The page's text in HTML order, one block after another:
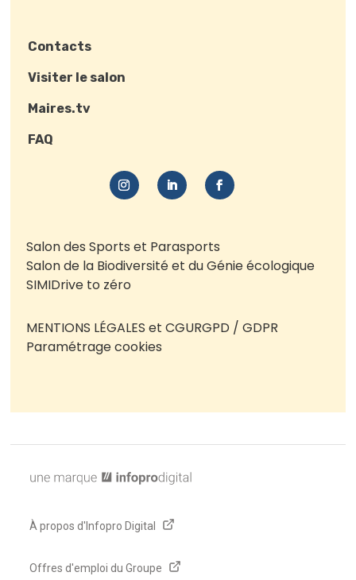
Contacts
Visiter le salon
Maires.tv
FAQ
Salon des Sports et Parasports
Salon de la Biodiversité et du Génie écologique
SIMIDrive to zéro
MENTIONS LÉGALES et CGURGPD / GDPR
Paramétrage cookies